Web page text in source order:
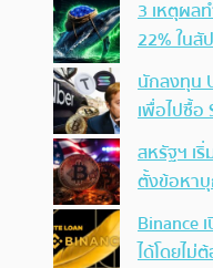
3 เหตุผล
22% ในสั
นักลงทุน
เพื่อไปซื้อ
สหรัฐฯ เ
ตั้งข้อหา
Binance
ได้โดยไม่